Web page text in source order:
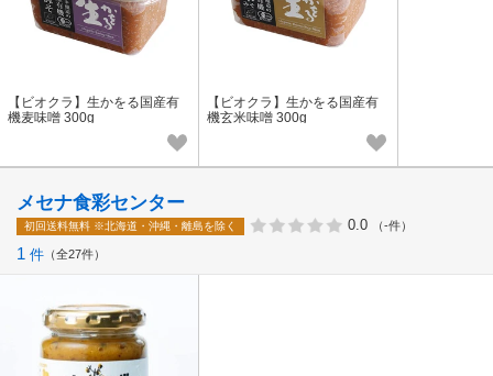
【ビオクラ】生かをる国産有
機麦味噌 300g
【ビオクラ】生かをる国産有
機玄米味噌 300g
メセナ食彩センター
初回送料無料 ※北海道・沖縄・離島を除く 0.0 （-件）
1 件 全27件